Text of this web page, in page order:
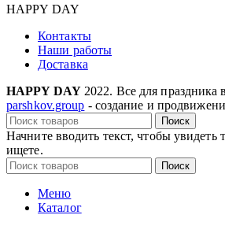
HAPPY DAY
Контакты
Наши работы
Доставка
HAPPY DAY 2022. Все для праздника
parshkov.group - создание и
Поиск
Начните вводить текст, чтобы увидеть
ищете.
Поиск
Меню
Каталог